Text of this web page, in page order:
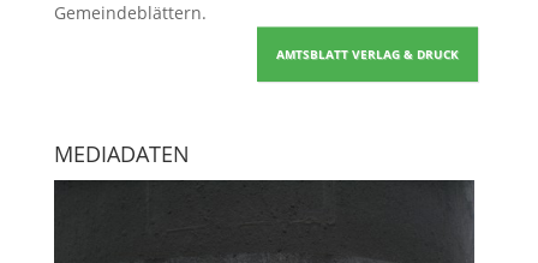
Gemeindeblättern.
AMTSBLATT VERLAG & DRUCK
MEDIADATEN